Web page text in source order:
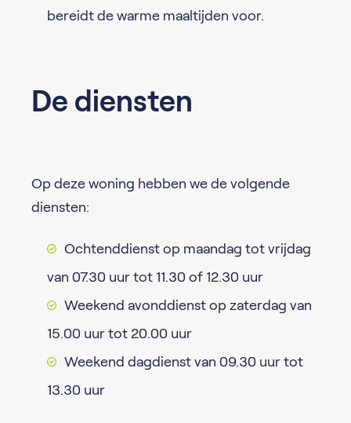
bereidt de warme maaltijden voor.
De diensten
Op deze woning hebben we de volgende
diensten:
Ochtenddienst op maandag tot vrijdag
van 07.30 uur tot 11.30 of 12.30 uur
Weekend avonddienst op zaterdag van
15.00 uur tot 20.00 uur
Weekend dagdienst van 09.30 uur tot
13.30 uur